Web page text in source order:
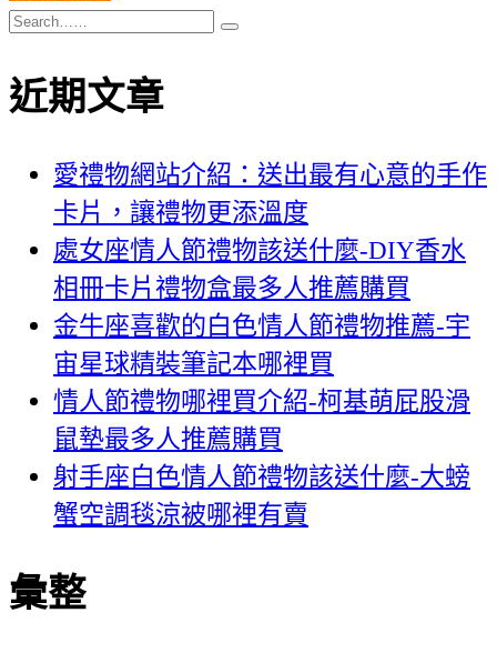
近期文章
愛禮物網站介紹：送出最有心意的手作
卡片，讓禮物更添溫度
處女座情人節禮物該送什麼-DIY香水
相冊卡片禮物盒最多人推薦購買
金牛座喜歡的白色情人節禮物推薦-宇
宙星球精裝筆記本哪裡買
情人節禮物哪裡買介紹-柯基萌屁股滑
鼠墊最多人推薦購買
射手座白色情人節禮物該送什麼-大螃
蟹空調毯涼被哪裡有賣
彙整